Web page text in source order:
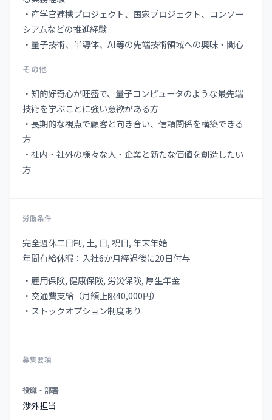
・産学官連携プロジェクト、国家プロジェクト、コンソー
シアムなどの推進経験
・量子技術、半導体、AI等の先端技術領域への興味・関心
その他
・知的好奇心が旺盛で、量子コンピュータのような最先端
技術を学ぶことに強い意欲がある方
・長期的な視点で顧客と向き合い、信頼関係を構築できる
方
・社内・社外の様々な人・企業と新たな価値を創造したい
方
労働条件
完全週休二日制, 土, 日, 祝日, 年末年始
年間有給休暇：入社6か月経過後に20日付与
・雇用保険, 健康保険, 労災保険, 厚生年金
・交通費支給（月額上限40,000円）
・ストックオプション制度あり
募集要項
集
要
役職・部署
渉外担当